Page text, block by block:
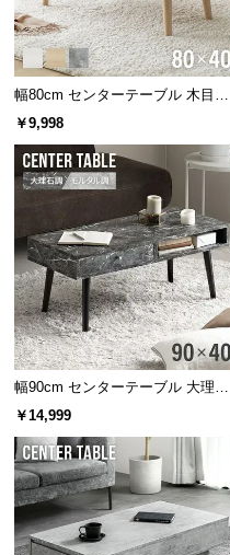
ブ
ロ
グ
企
報
幅80cm センターテーブル 木目調/
モルタル調 収納付き テーパードレ
￥9,998
幅90cm センターテーブル 大理石/
モルタル調 天然木脚 収納スペース
￥14,999